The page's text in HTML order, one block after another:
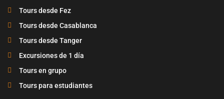
Tours desde Fez
Tours desde Casablanca
Tours desde Tanger
Excursiones de 1 día
Tours en grupo
Tours para estudiantes